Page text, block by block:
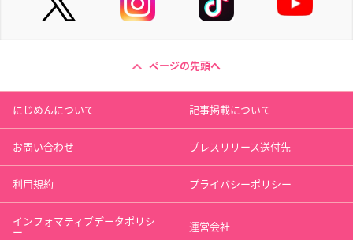
ページの先頭へ
にじめんについて 記事掲載について
お問い合わせ プレスリリース送付先
利用規約 プライバシーポリシー
インフォマティブデータポリシ
ー 運営会社